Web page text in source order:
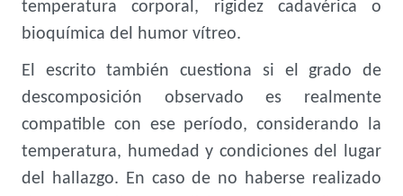
temperatura corporal, rigidez cadavérica o
bioquímica del humor vítreo.
El escrito también cuestiona si el grado de
descomposición observado es realmente
compatible con ese período, considerando la
temperatura, humedad y condiciones del lugar
del hallazgo. En caso de no haberse realizado